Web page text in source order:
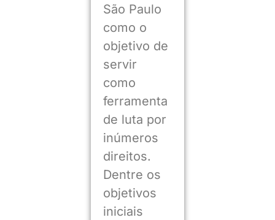
São Paulo
como o
objetivo de
servir
como
ferramenta
de luta por
inúmeros
direitos.
Dentre os
objetivos
iniciais